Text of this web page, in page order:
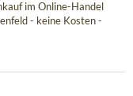
im Online-Handel
- keine Kosten -